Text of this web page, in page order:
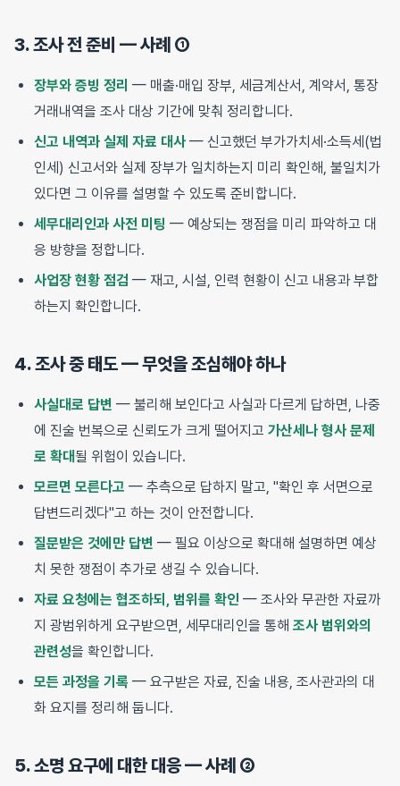
3. 조사 전 준비 — 사례 ①
장부와 증빙 정리 — 매출·매입 장부, 세금계산서, 계약서, 통장
거래내역을 조사 대상 기간에 맞춰 정리합니다.
신고 내역과 실제 자료 대사 — 신고했던 부가가치세·소득세(법
인세) 신고서와 실제 장부가 일치하는지 미리 확인해, 불일치가
있다면 그 이유를 설명할 수 있도록 준비합니다.
세무대리인과 사전 미팅 — 예상되는 쟁점을 미리 파악하고 대
응 방향을 정합니다.
사업장 현황 점검 — 재고, 시설, 인력 현황이 신고 내용과 부합
하는지 확인합니다.
4. 조사 중 태도 — 무엇을 조심해야 하나
사실대로 답변 — 불리해 보인다고 사실과 다르게 답하면, 나중
에 진술 번복으로 신뢰도가 크게 떨어지고 가산세나 형사 문제
로 확대될 위험이 있습니다.
모르면 모른다고 — 추측으로 답하지 말고, "확인 후 서면으로
답변드리겠다"고 하는 것이 안전합니다.
질문받은 것에만 답변 — 필요 이상으로 확대해 설명하면 예상
치 못한 쟁점이 추가로 생길 수 있습니다.
자료 요청에는 협조하되, 범위를 확인 — 조사와 무관한 자료까
지 광범위하게 요구받으면, 세무대리인을 통해 조사 범위와의
관련성을 확인합니다.
모든 과정을 기록 — 요구받은 자료, 진술 내용, 조사관과의 대
화 요지를 정리해 둡니다.
5. 소명 요구에 대한 대응 — 사례 ②